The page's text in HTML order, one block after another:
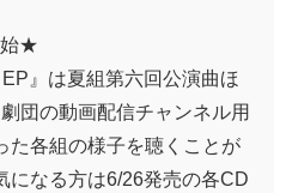
始★
』は夏組第六回公演曲ほ
団の動画配信チャンネル用
た各組の様子を聴くことが
になる方は6/26発売の各CD